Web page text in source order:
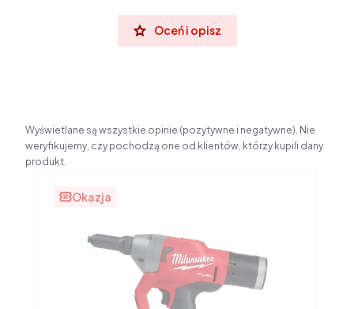
Oceń i opisz
Wyświetlane są wszystkie opinie (pozytywne i negatywne). Nie
weryfikujemy, czy pochodzą one od klientów, którzy kupili dany
produkt.
Okazja